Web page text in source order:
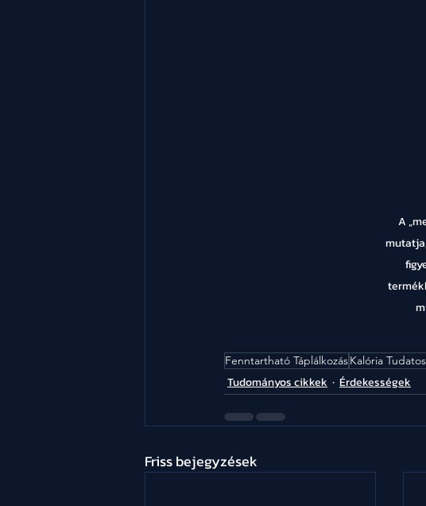
A
Fenntartható TáplálkozásKalória
Tudományos cikkek Érdekességek
Friss bejegyzések